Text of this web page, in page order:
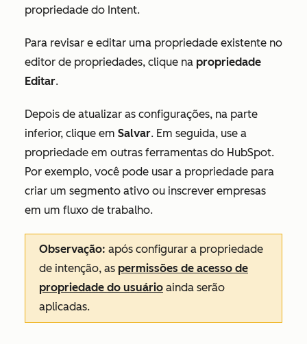
propriedade do Intent.
Para revisar e editar uma propriedade existente no
editor de propriedades, clique na propriedade
Editar.
Depois de atualizar as configurações, na parte
inferior, clique em Salvar. Em seguida, use a
propriedade em outras ferramentas do HubSpot.
Por exemplo, você pode usar a propriedade para
criar um segmento ativo ou inscrever empresas
em um fluxo de trabalho.
Observação: após configurar a propriedade
de intenção, as permissões de acesso de
propriedade do usuário ainda serão
aplicadas.